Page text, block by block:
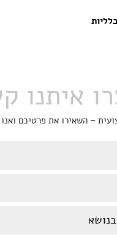
איתנו
– השאירו את פרטיכם